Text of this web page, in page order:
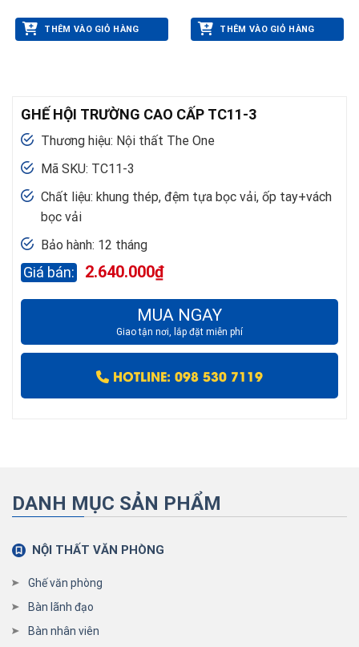
THÊM VÀO GIỎ HÀNG THÊM VÀO GIỎ HÀNG
GHẾ HỘI TRƯỜNG CAO CẤP TC11-3
Thương hiệu: Nội thất The One
Mã SKU: TC11-3
Chất liệu: khung thép, đệm tựa bọc vải, ốp tay+vách
bọc vải
Bảo hành: 12 tháng
2.640.000₫
MUA NGAY
Giao tận nơi, lắp đặt miễn phí
HOTLINE: 098 530 7119
DANH MỤC SẢN PHẨM
NỘI THẤT VĂN PHÒNG
Ghế văn phòng
Bàn lãnh đạo
Bàn nhân viên